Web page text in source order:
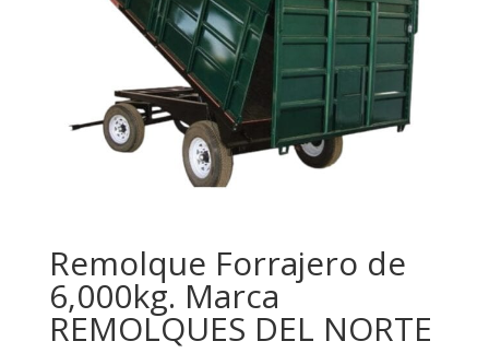
Remolque Forrajero de
6,000kg. Marca
REMOLQUES DEL NORTE